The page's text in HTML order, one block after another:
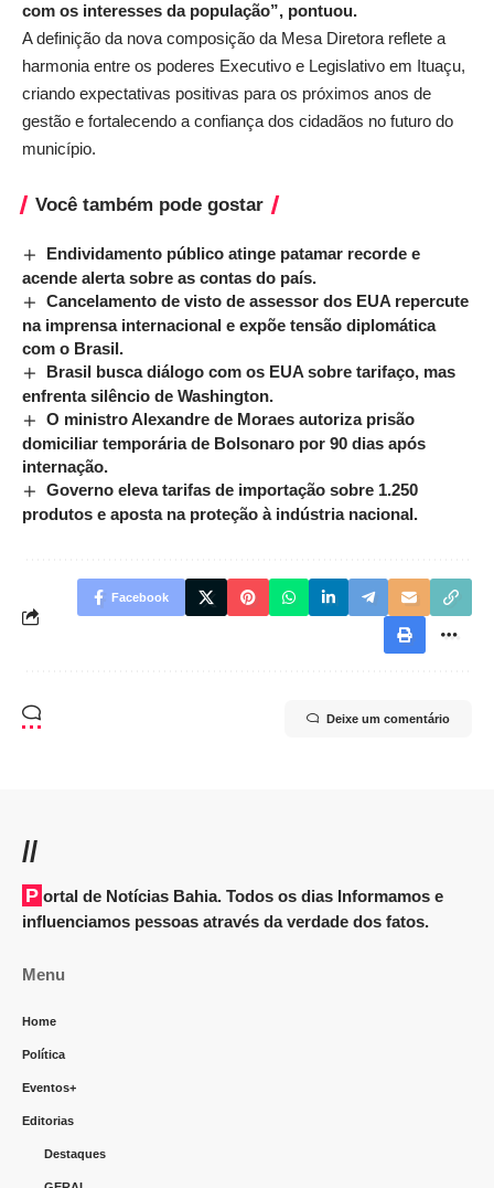
com os interesses da população”, pontuou.
A definição da nova composição da Mesa Diretora reflete a
harmonia entre os poderes Executivo e Legislativo em Ituaçu,
criando expectativas positivas para os próximos anos de
gestão e fortalecendo a confiança dos cidadãos no futuro do
município.
Você também pode gostar
Endividamento público atinge patamar recorde e
acende alerta sobre as contas do país.
Cancelamento de visto de assessor dos EUA repercute
na imprensa internacional e expõe tensão diplomática
com o Brasil.
Brasil busca diálogo com os EUA sobre tarifaço, mas
enfrenta silêncio de Washington.
O ministro Alexandre de Moraes autoriza prisão
domiciliar temporária de Bolsonaro por 90 dias após
internação.
Governo eleva tarifas de importação sobre 1.250
produtos e aposta na proteção à indústria nacional.
Facebook
Deixe um comentário
//
Portal de Notícias Bahia. Todos os dias Informamos e
influenciamos pessoas através da verdade dos fatos.
Menu
Home
Política
Eventos+
Editorias
Destaques